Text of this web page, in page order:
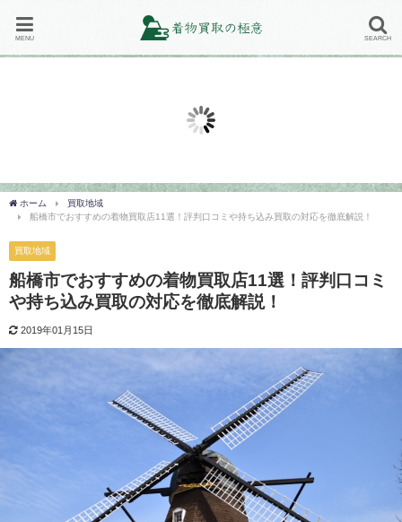
MENU SEARCH
ホーム
買取地域
船橋市でおすすめの着物買取店11選！評判口コミや持ち込み買取の対応を徹底解説！
買取地域
船橋市でおすすめの着物買取店11選！評判口コミ
や持ち込み買取の対応を徹底解説！
2019年01月15日